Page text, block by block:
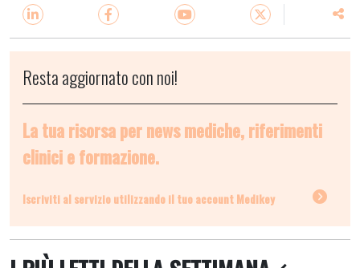
Resta aggiornato con noi!
La tua risorsa per news mediche, riferimenti
clinici e formazione.
Iscriviti al servizio utilizzando il tuo account Medikey